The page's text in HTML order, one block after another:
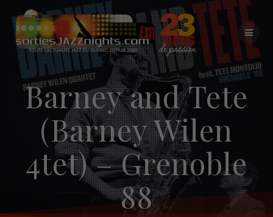
to
content
Barney and Tete
(Barney Wilen
4tet) – Grenoble
88